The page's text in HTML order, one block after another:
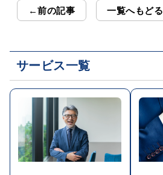
←前の記事 一覧へもどる
サービス一覧